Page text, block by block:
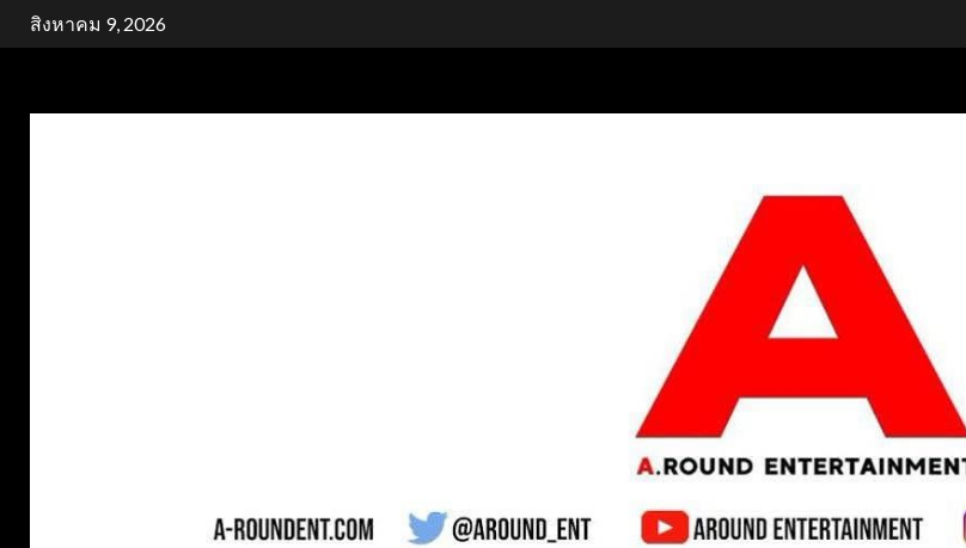
Skipสิงหาคม 9, 2026